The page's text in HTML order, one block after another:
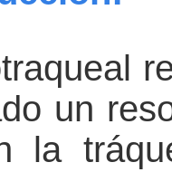
un
la